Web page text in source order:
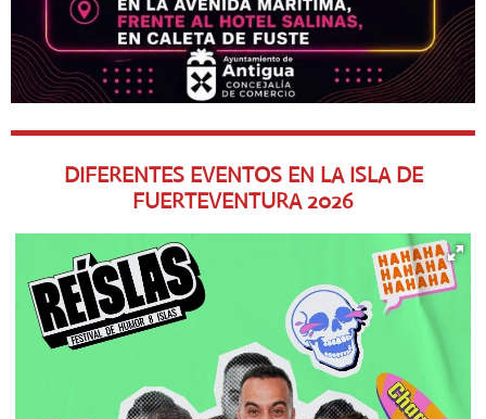
DIFERENTES EVENTOS EN LA ISLA DE
FUERTEVENTURA2026